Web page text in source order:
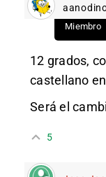
Miembro
12 grados,
castellano
Será el
5